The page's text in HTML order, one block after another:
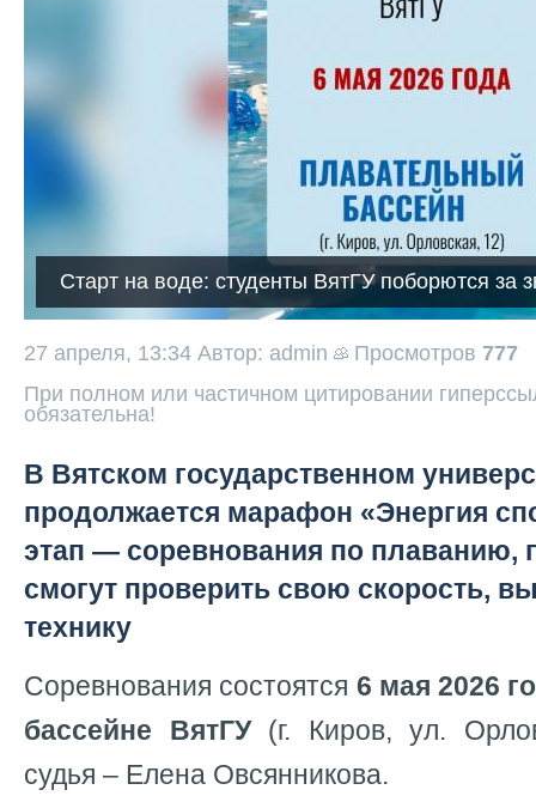
Старт на воде: студенты ВятГУ поборются за
27 апреля, 13:34 Автор: admin Просмотров 777
При полном или частичном цитировании
обязательна!
В Вятском государственном
продолжается марафон «Энергия
этап — соревнования по плаванию,
смогут проверить свою скорость,
технику
Соревнования состоятся 6 мая 2026
бассейне ВятГУ(г. Киров, ул.
судья – Елена Овсянникова.